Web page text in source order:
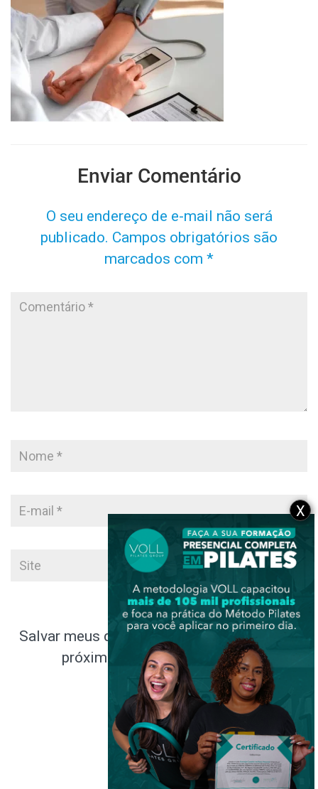
Enviar Comentário
O seu endereço de e-mail não será
publicado. Campos obrigatórios são
marcados com *
Salvar meus dados neste navegador para a
próxima vez que eu comentar.
X